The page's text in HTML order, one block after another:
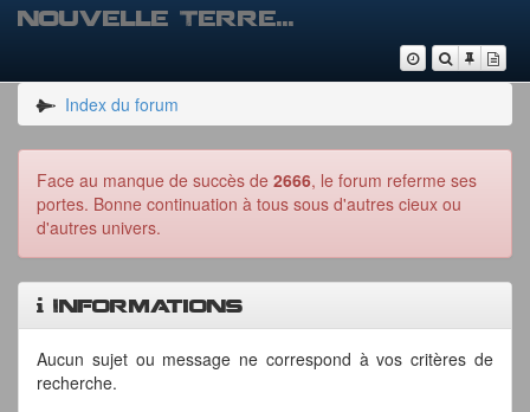
nouvelle Terre...
le
contenu
Nous sommes
Voir les
Voir les
Voir
Index du forum
Face au manque de succès de 2666, le forum referme ses
portes. Bonne continuation à tous sous d'autres cieux ou
d'autres univers.
Informations
Aucun sujet ou message ne correspond à vos critères de
recherche.